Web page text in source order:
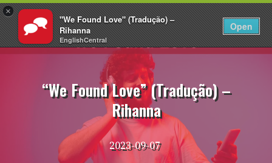
×
"We Found Love" (Tradução) –
Rihanna
EnglishCentral
Open
Fazer login PT
Pular
conteúdo“We Found Love” (Tradução) –
Rihanna
2023-09-07